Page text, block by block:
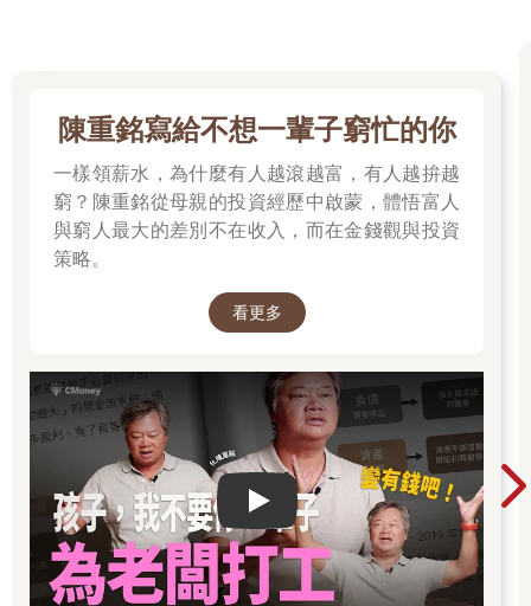
陳重銘寫給不想一輩子窮忙的你
一樣領薪水，為什麼有人越滾越富，有人越拚越
窮？陳重銘從母親的投資經歷中啟蒙，體悟富人
與窮人最大的差別不在收入，而在金錢觀與投資
策略。
看更多
Play video